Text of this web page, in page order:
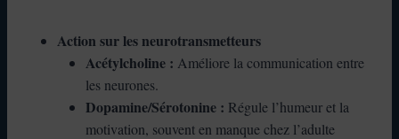
Action sur les neurotransmetteurs
Acétylcholine : Améliore la communication entre
les neurones.
Dopamine/Sérotonine : Régule l’humeur et la
motivation, souvent en manque chez l’adulte